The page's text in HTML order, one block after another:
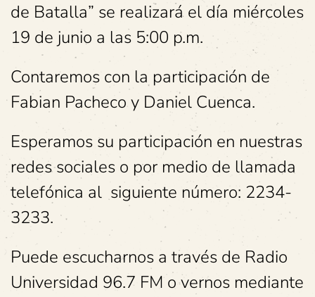
de Batalla” se realizará el día miércoles
19 de junio a las 5:00 p.m.
Contaremos con la participación de
Fabian Pacheco y Daniel Cuenca.
Esperamos su participación en nuestras
redes sociales o por medio de llamada
telefónica al siguiente número: 2234-
3233.
Puede escucharnos a través de Radio
Universidad 96.7 FM o vernos mediante